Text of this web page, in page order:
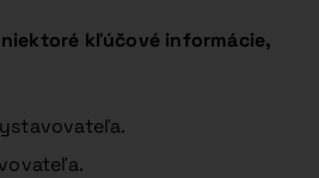
kľúčové informácie,